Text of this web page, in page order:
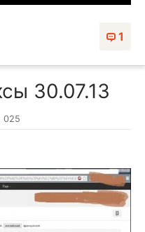
1
30.07.13
025